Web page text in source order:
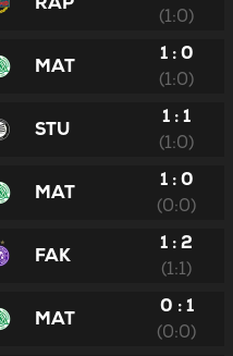
(1:0)
MAT
1 : 0
(1:0)
STU
1 : 1
(1:0)
MAT
1 : 0
(0:0)
FAK
1 : 2
(1:1)
MAT
0 : 1
(0:0)